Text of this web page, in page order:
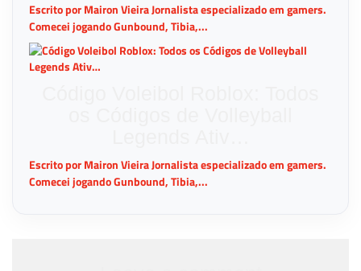
Escrito por Mairon Vieira Jornalista especializado em gamers.
Comecei jogando Gunbound, Tibia,...
Escrito por Mairon Vieira Jornalista especializado em gamers.
Comecei jogando Gunbound, Tibia,...